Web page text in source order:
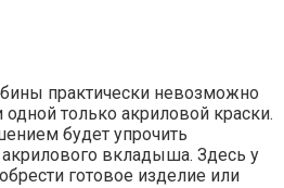
практически невозможно
только акриловой краски.
будет упрочить
вкладыша. Здесь у
готовое изделие или